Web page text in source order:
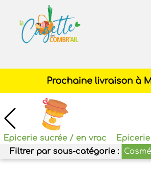
Epicerie sucrée / en vrac
Filtrer par sous-catégorie :